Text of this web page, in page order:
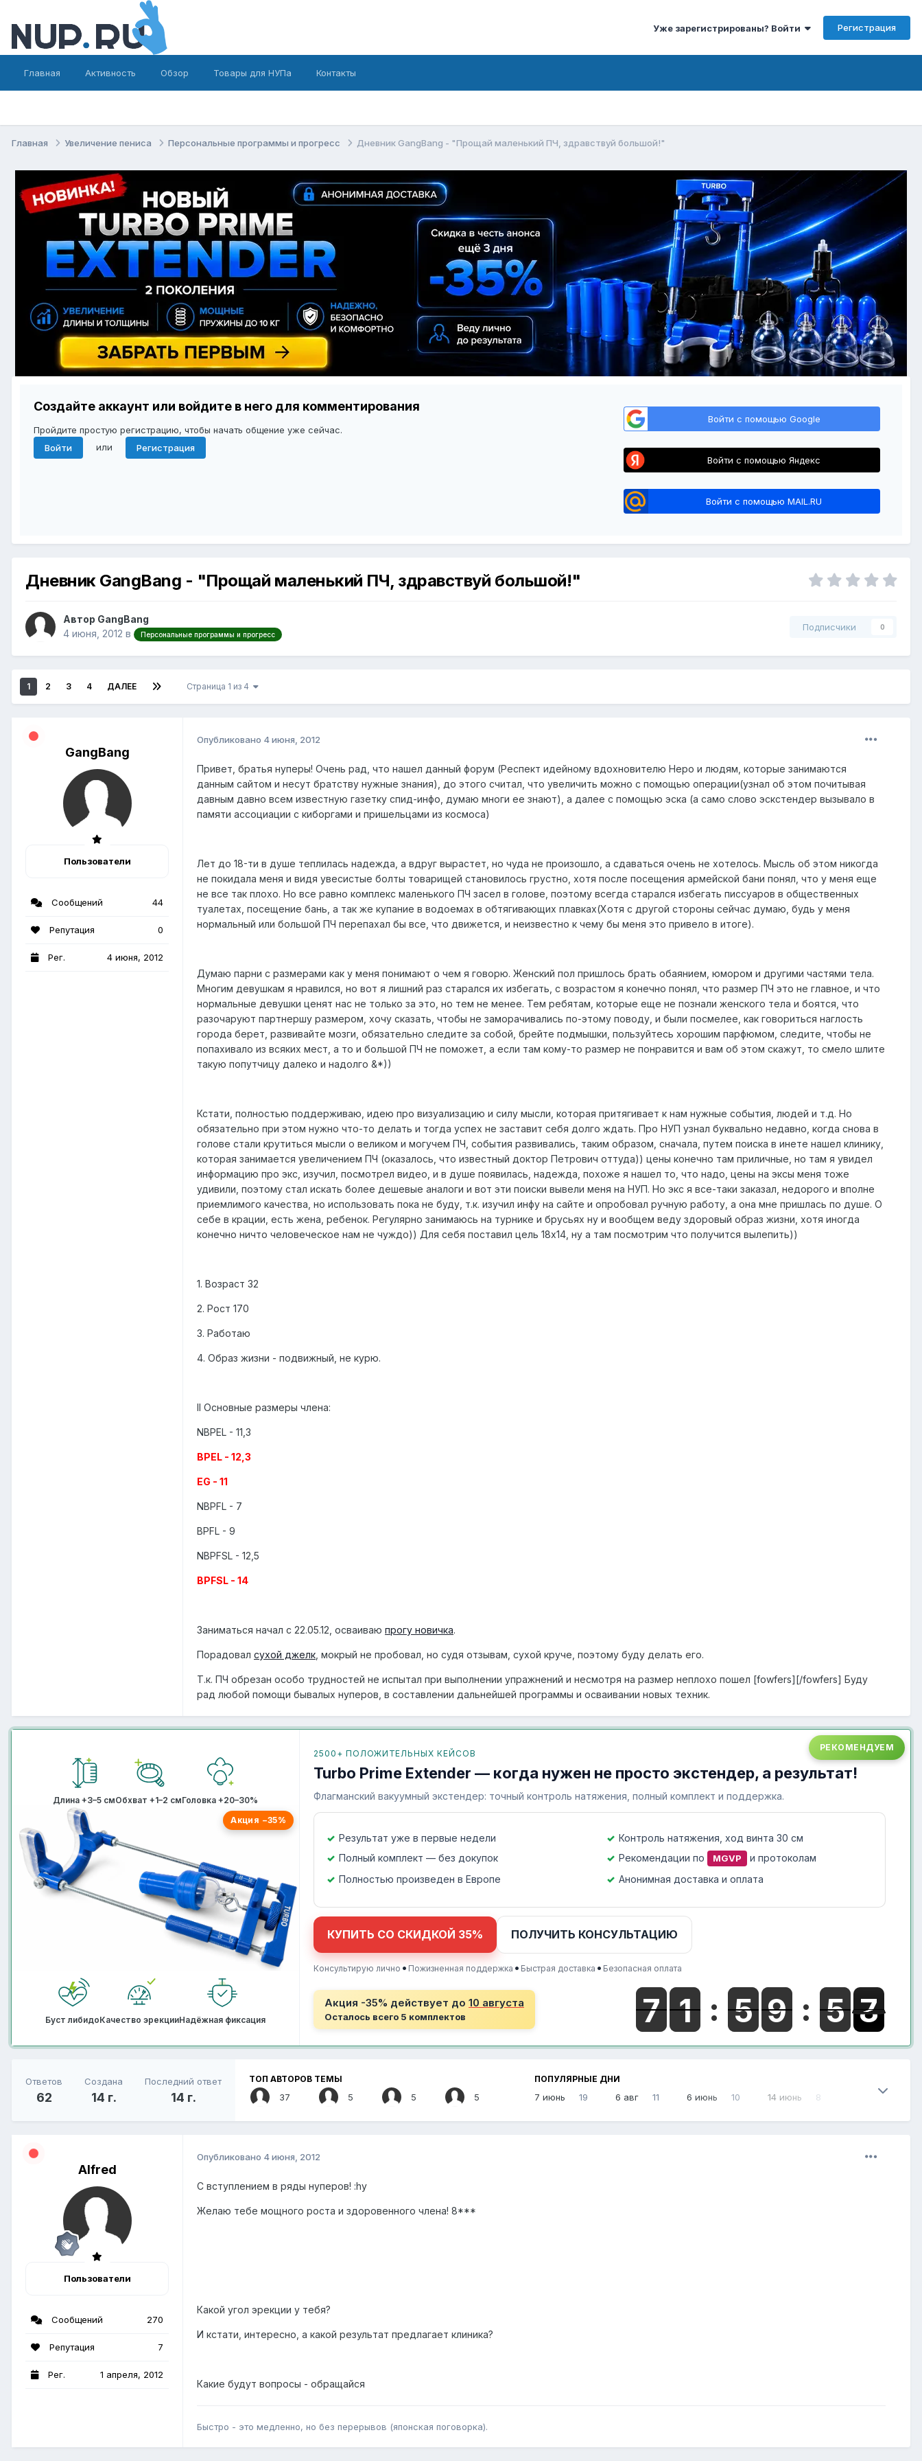
Уже зарегистрированы? Войти Регистрация
Главная Активность Обзор Товары для НУПа Контакты
Главная Увеличение пениса Персональные программы и прогресс Дневник GangBang - "Прощай маленький ПЧ, здравствуй большой!"
Создайте аккаунт или войдите в него для комментирования
Пройдите простую регистрацию, чтобы начать общение уже сейчас.
Войти
или Регистрация
Войти с помощью Google
Войти с помощью Яндекс
Войти с помощью MAIL.RU
Дневник GangBang - "Прощай маленький ПЧ, здравствуй большой!"
Автор GangBang
4 июня, 2012 в Персональные программы и прогресс
Подписчики 0
1 2 3 4 ДАЛЕЕ Страница 1 из 4
GangBang
Пользователи
Сообщений 44
Репутация 0
Рег. 4 июня, 2012
Опубликовано 4 июня, 2012
Привет, братья нуперы! Очень рад, что нашел данный форум (Респект идейному вдохновителю Hepo и людям, которые занимаются
данным сайтом и несут братству нужные знания), до этого считал, что увеличить можно с помощью операции(узнал об этом почитывая
давным давно всем известную газетку спид-инфо, думаю многи ее знают), а далее с помощью эска (а само слово эскстендер вызывало в
памяти ассоциации с киборгами и пришельцами из космоса)
Лет до 18-ти в душе теплилась надежда, а вдруг вырастет, но чуда не произошло, а сдаваться очень не хотелось. Мысль об этом никогда
не покидала меня и видя увесистые болты товарищей становилось грустно, хотя после посещения армейской бани понял, что у меня еще
не все так плохо. Но все равно комплекс маленького ПЧ засел в голове, поэтому всегда старался избегать писсуаров в общественных
туалетах, посещение бань, а так же купание в водоемах в обтягивающих плавках(Хотя с другой стороны сейчас думаю, будь у меня
нормальный или большой ПЧ перепахал бы все, что движется, и неизвестно к чему бы меня это привело в итоге).
Думаю парни с размерами как у меня понимают о чем я говорю. Женский пол пришлось брать обаянием, юмором и другими частями тела.
Многим девушкам я нравился, но вот я лишний раз старался их избегать, с возрастом я конечно понял, что размер ПЧ это не главное, и что
нормальные девушки ценят нас не только за это, но тем не менее. Тем ребятам, которые еще не познали женского тела и боятся, что
разочаруют партнершу размером, хочу сказать, чтобы не заморачивались по-этому поводу, и были посмелее, как говориться наглость
города берет, развивайте мозги, обязательно следите за собой, брейте подмышки, пользуйтесь хорошим парфюмом, следите, чтобы не
попахивало из всяких мест, а то и большой ПЧ не поможет, а если там кому-то размер не понравится и вам об этом скажут, то смело шлите
такую попутчицу далеко и надолго &*))
Кстати, полностью поддерживаю, идею про визуализацию и силу мысли, которая притягивает к нам нужные события, людей и т.д. Но
обязательно при этом нужно что-то делать и тогда успех не заставит себя долго ждать. Про НУП узнал буквально недавно, когда снова в
голове стали крутиться мысли о великом и могучем ПЧ, события развивались, таким образом, сначала, путем поиска в инете нашел клинику,
которая занимается увеличением ПЧ (оказалось, что известный доктор Петрович оттуда)) цены конечно там приличные, но там я увидел
информацию про экс, изучил, посмотрел видео, и в душе появилась, надежда, похоже я нашел то, что надо, цены на эксы меня тоже
удивили, поэтому стал искать более дешевые аналоги и вот эти поиски вывели меня на НУП. Но экс я все-таки заказал, недорого и вполне
приемлимого качества, но использовать пока не буду, т.к. изучил инфу на сайте и опробовал ручную работу, а она мне пришлась по душе. О
себе в крации, есть жена, ребенок. Регулярно занимаюсь на турнике и брусьях ну и вообщем веду здоровый образ жизни, хотя иногда
конечно ничто человеческое нам не чуждо)) Для себя поставил цель 18х14, ну а там посмотрим что получится вылепить))
1. Возраст 32
2. Рост 170
3. Работаю
4. Образ жизни - подвижный, не курю.
II Основные размеры члена:
NBPEL - 11,3
BPEL - 12,3
EG - 11
NBPFL - 7
BPFL - 9
NBPFSL - 12,5
BPFSL - 14
Заниматься начал с 22.05.12, осваиваю прогу новичка.
Порадовал сухой джелк , мокрый не пробовал, но судя отзывам, сухой круче, поэтому буду делать его.
Т.к. ПЧ обрезан особо трудностей не испытал при выполнении упражнений и несмотря на размер неплохо пошел [fowfers][/fowfers] Буду
рад любой помощи бывалых нуперов, в составлении дальнейшей программы и осваивании новых техник.
Длина +3–5 смОбхват +1–2 смГоловка +20–30%
Акция −35%
Буст либидоКачество эрекцииНадёжная фиксация
РЕКОМЕНДУЕМ
2500+ ПОЛОЖИТЕЛЬНЫХ КЕЙСОВ
Turbo Prime Extender — когда нужен не просто экстендер, а результат!
Флагманский вакуумный экстендер: точный контроль натяжения, полный комплект и поддержка.
Результат уже в первые недели
Контроль натяжения, ход винта 30 см
Полный комплект — без докупок
Рекомендации по MGVP
и протоколам
Полностью произведен в Европе
Анонимная доставка и оплата
КУПИТЬ СО СКИДКОЙ 35% ПОЛУЧИТЬ КОНСУЛЬТАЦИЮ
Консультирую лично • Пожизненная поддержка • Быстрая доставка • Безопасная оплата
Акция -35% действует до 10 августа
Осталось всего 5 комплектов
Ответов
62
Создана
14 г.
Последний ответ
14 г.
ТОП АВТОРОВ ТЕМЫ
37 5 5 5
ПОПУЛЯРНЫЕ ДНИ
7 июнь 19 6 авг 11 6 июнь 10 14 июнь 8
Alfred
Пользователи
Сообщений 270
Репутация 7
Рег. 1 апреля, 2012
Опубликовано 4 июня, 2012
С вступлением в ряды нуперов! :hy
Желаю тебе мощного роста и здоровенного члена! 8***
Какой угол эрекции у тебя?
И кстати, интересно, а какой результат предлагает клиника?
Какие будут вопросы - обращайся
Быстро - это медленно, но без перерывов (японская поговорка).